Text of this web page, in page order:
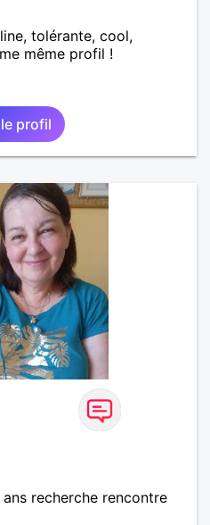
tolérante, cool,
même profil !
profil
recherche rencontre